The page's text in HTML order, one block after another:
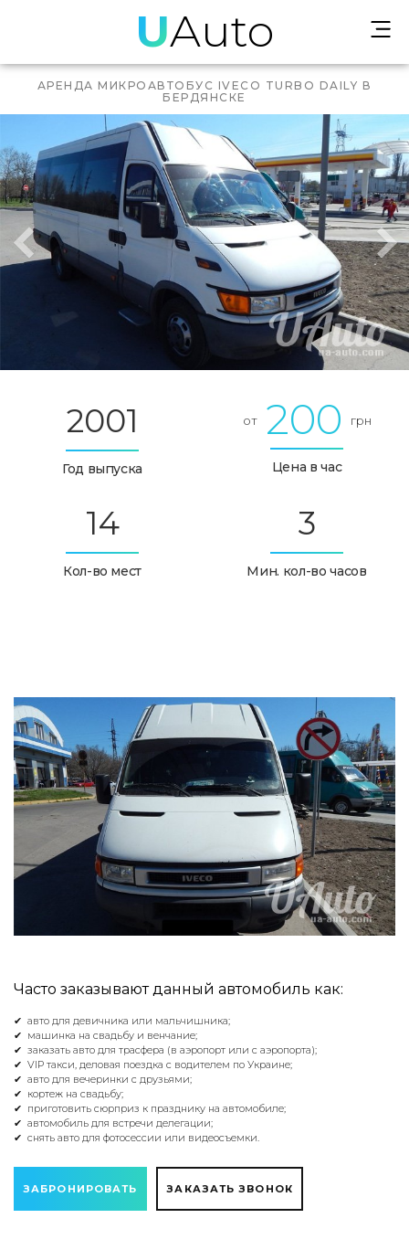
UAuto
АРЕНДА МИКРОАВТОБУС IVECO TURBO DAILY В
БЕРДЯНСКЕ
2001
Год выпуска
от 200 грн
Цена в час
14
Кол-во мест
3
Мин. кол-во часов
Часто заказывают данный автомобиль как:
✔ авто для девичника или мальчишника;
✔ машинка на свадьбу и венчание;
✔ заказать авто для трасфера (в аэропорт или с аэропорта);
✔ VIP такси, деловая поездка с водителем по Украине;
✔ авто для вечеринки с друзьями;
✔ кортеж на свадьбу;
✔ приготовить сюрприз к празднику на автомобиле;
✔ автомобиль для встречи делегации;
✔ снять авто для фотосессии или видеосъемки.
ЗАБРОНИРОВАТЬ ЗАКАЗАТЬ ЗВОНОК